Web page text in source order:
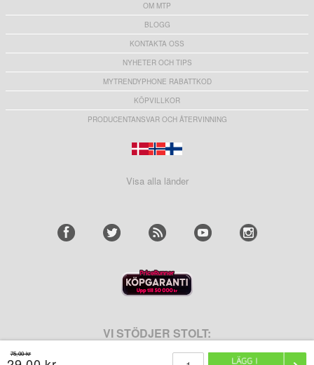
75,00 kr
OM MTP
BLOGG
KONTAKTA OSS
NYHETER OCH TIPS
MYTRENDYPHONE RABATTKOD
KÖPVILLKOR
PRODUCENTANSVAR OCH ÅTERVINNING
Visa alla länder
VI STÖDJER STOLT: